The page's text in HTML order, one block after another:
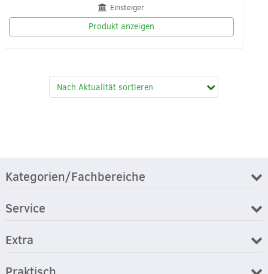
Einsteiger
Produkt anzeigen
Kategorien/Fachbereiche
Service
Extra